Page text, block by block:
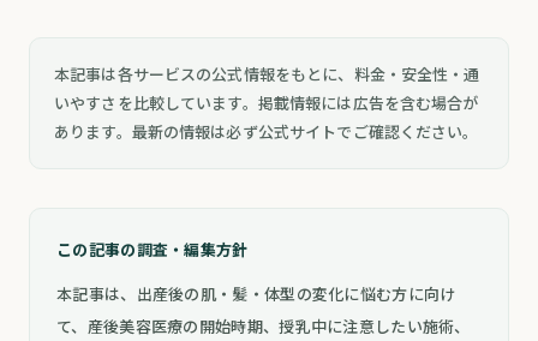
本記事は各サービスの公式情報をもとに、料金・安全性・通
いやすさを比較しています。掲載情報には広告を含む場合が
あります。最新の情報は必ず公式サイトでご確認ください。
この記事の調査・編集方針
本記事は、出産後の肌・髪・体型の変化に悩む方に向け
て、産後美容医療の開始時期、授乳中に注意したい施術、